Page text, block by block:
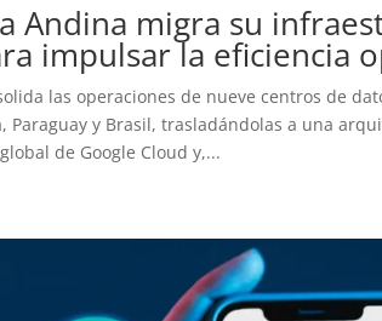
Andina migra su
impulsar la eficiencia
las operaciones de nueve centros de
Paraguay y Brasil, trasladándolas a una
de Google Cloud y,...